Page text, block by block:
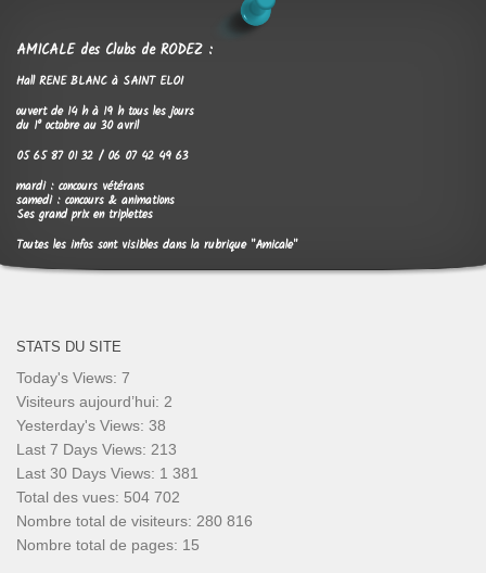
AMICALE des Clubs de RODEZ :
Hall RENE BLANC à SAINT ELOI
ouvert de 14 h à 19 h tous les jours
du 1° octobre au 30 avril
05 65 87 01 32 / 06 07 42 49 63
mardi : concours vétérans
samedi : concours & animations
Ses grand prix en triplettes
Toutes les infos sont visibles dans la rubrique "Amicale"
STATS DU SITE
Today's Views: 7
Visiteurs aujourd’hui: 2
Yesterday's Views: 38
Last 7 Days Views: 213
Last 30 Days Views: 1 381
Total des vues: 504 702
Nombre total de visiteurs: 280 816
Nombre total de pages: 15